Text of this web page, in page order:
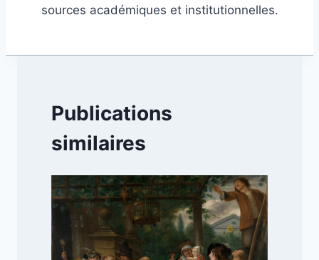
sources académiques et institutionnelles.
Publications
similaires